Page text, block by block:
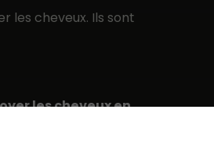
les cheveux. Ils sont
les cheveux en